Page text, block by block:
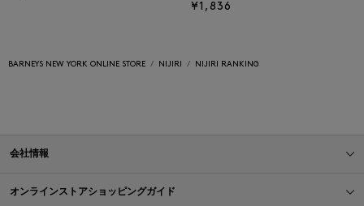
¥1,836
BARNEYS NEW YORK ONLINE STORE NIJIRI NIJIRI RANKING
会社情報
オンラインストアショッピングガイド